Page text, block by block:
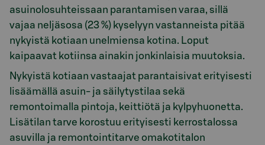
asuinolosuhteissaan parantamisen varaa, sillä
vajaa neljäsosa (23 %) kyselyyn vastanneista pitää
nykyistä kotiaan unelmiensa kotina. Loput
kaipaavat kotiinsa ainakin jonkinlaisia muutoksia.
Nykyistä kotiaan vastaajat parantaisivat erityisesti
lisäämällä asuin- ja säilytystilaa sekä
remontoimalla pintoja, keittiötä ja kylpyhuonetta.
Lisätilan tarve korostuu erityisesti kerrostalossa
asuvilla ja remontointitarve omakotitalon